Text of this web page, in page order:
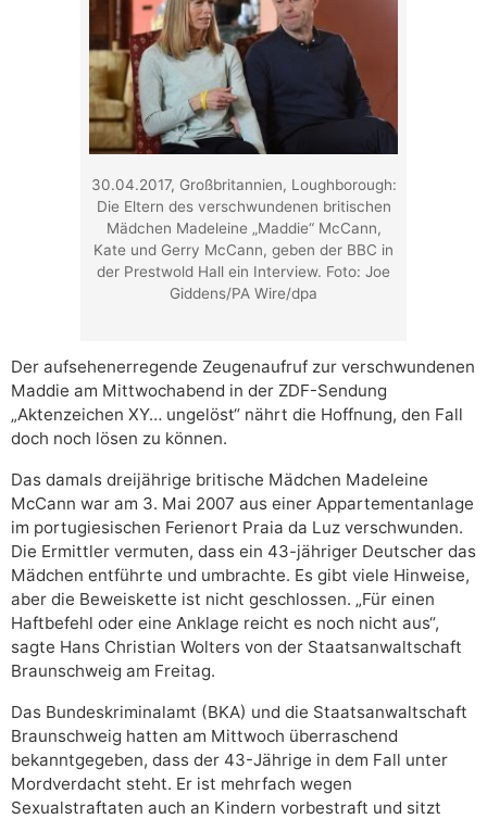
30.04.2017, Großbritannien, Loughborough:
Die Eltern des verschwundenen britischen
Mädchen Madeleine „Maddie“ McCann,
Kate und Gerry McCann, geben der BBC in
der Prestwold Hall ein Interview. Foto: Joe
Giddens/PA Wire/dpa
Der aufsehenerregende Zeugenaufruf zur verschwundenen
Maddie am Mittwochabend in der ZDF-Sendung
„Aktenzeichen XY… ungelöst“ nährt die Hoffnung, den Fall
doch noch lösen zu können.
Das damals dreijährige britische Mädchen Madeleine
McCann war am 3. Mai 2007 aus einer Appartementanlage
im portugiesischen Ferienort Praia da Luz verschwunden.
Die Ermittler vermuten, dass ein 43-jähriger Deutscher das
Mädchen entführte und umbrachte. Es gibt viele Hinweise,
aber die Beweiskette ist nicht geschlossen. „Für einen
Haftbefehl oder eine Anklage reicht es noch nicht aus“,
sagte Hans Christian Wolters von der Staatsanwaltschaft
Braunschweig am Freitag.
Das Bundeskriminalamt (BKA) und die Staatsanwaltschaft
Braunschweig hatten am Mittwoch überraschend
bekanntgegeben, dass der 43-Jährige in dem Fall unter
Mordverdacht steht. Er ist mehrfach wegen
Sexualstraftaten auch an Kindern vorbestraft und sitzt